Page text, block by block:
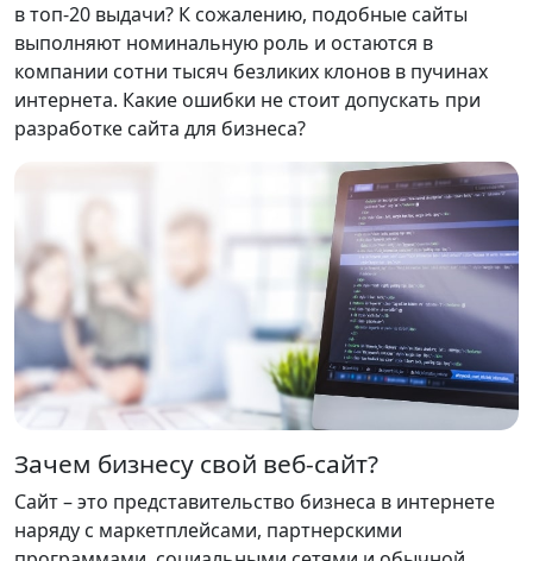
в топ-20 выдачи? К сожалению, подобные сайты
выполняют номинальную роль и остаются в
компании сотни тысяч безликих клонов в пучинах
интернета. Какие ошибки не стоит допускать при
разработке сайта для бизнеса?
Зачем бизнесу свой веб-сайт?
Сайт – это представительство бизнеса в интернете
наряду с маркетплейсами, партнерскими